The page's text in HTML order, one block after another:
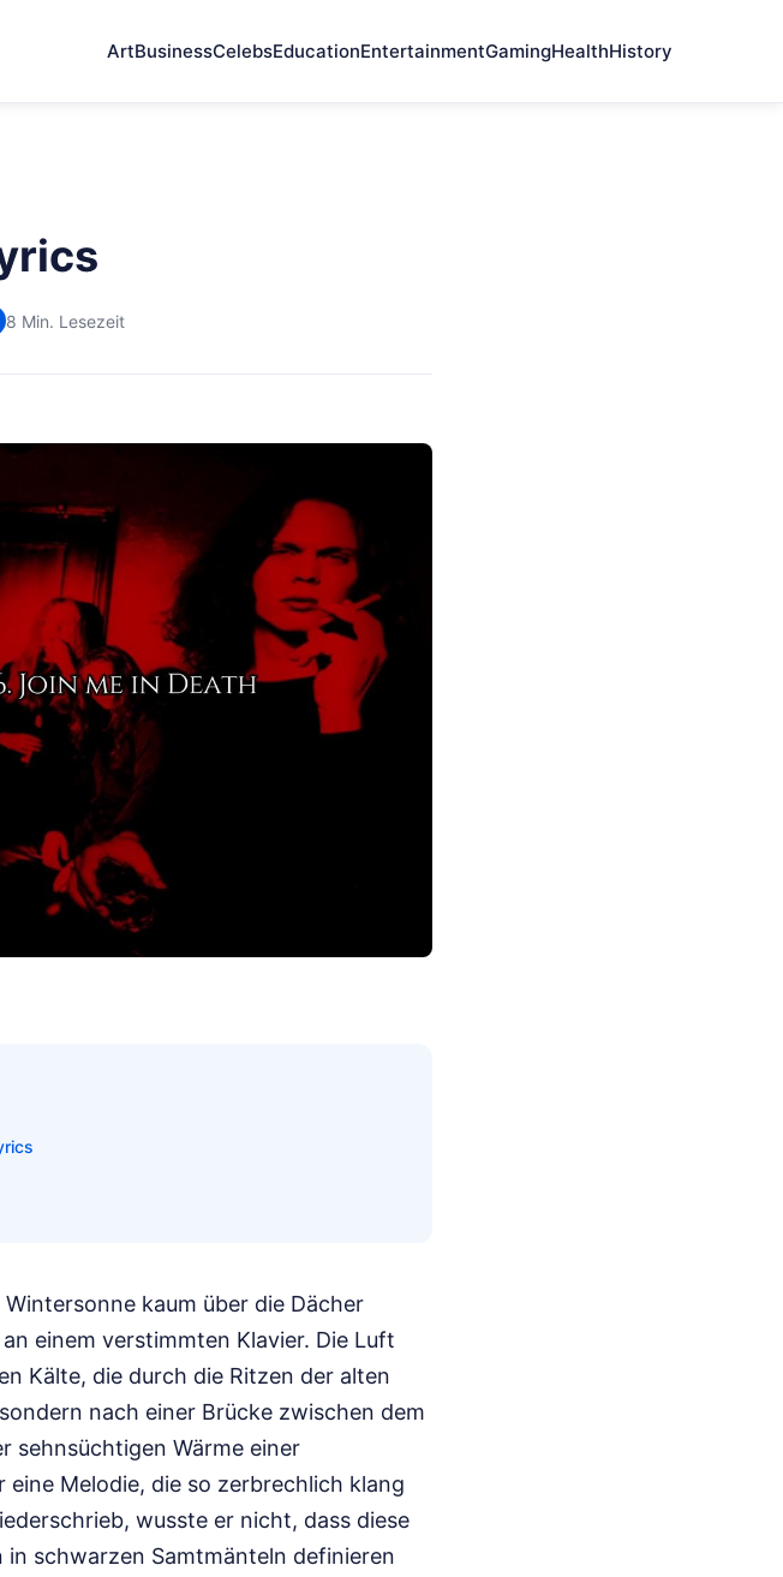
ArtBusinessCelebsEducationEntertainmentGamingHealthHistory
8 Min. Lesezeit
kaum über die Dächer
einem verstimmten Klavier. Die Luft
Kälte, die durch die Ritzen der alten
nach einer Brücke zwischen dem
sehnsüchtigen Wärme einer
Melodie, die so zerbrechlich klang
wusste er nicht, dass diese
schwarzen Samtmänteln definieren